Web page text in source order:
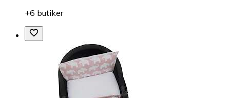
+6 butiker